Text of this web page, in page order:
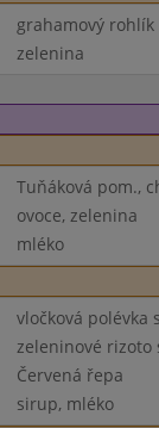
grahamový rohlík
zelenina
Tuňáková pom.,
ovoce, zelenina
mléko
vločková polévka
zeleninové rizoto
Červená řepa
sirup, mléko